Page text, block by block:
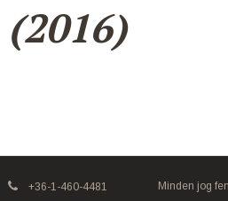
(2016)
+36-1-460-4481
Minden jog